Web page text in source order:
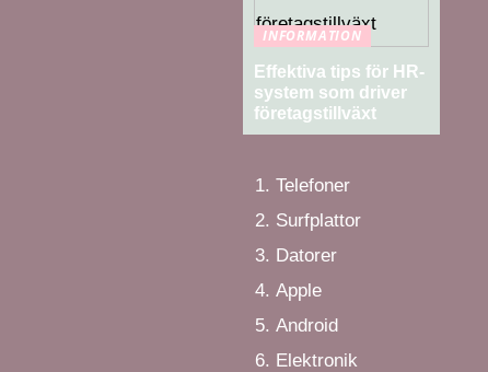
INFORMATION
Effektiva tips för HR-
system som driver
företagstillväxt
Telefoner
Surfplattor
Datorer
Apple
Android
Elektronik